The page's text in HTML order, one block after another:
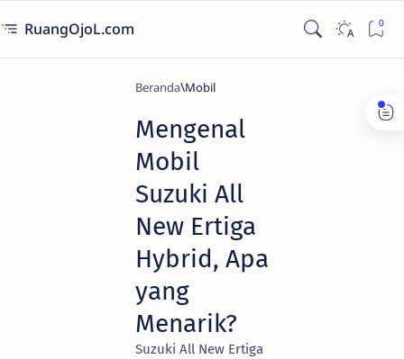
RuangOjoL.com
Beranda Mobil
Mengenal
Mobil
Suzuki All
New Ertiga
Hybrid, Apa
yang
Menarik?
Suzuki All New Ertiga